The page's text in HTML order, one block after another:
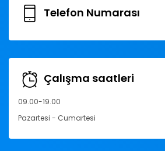
Telefon Numarası
Çalışma saatleri
09.00-19.00
Pazartesi - Cumartesi